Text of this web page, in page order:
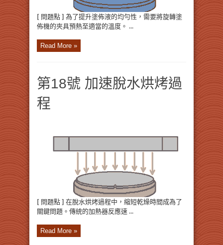
[ 問題點 ] 為了提升塗佈液的均勻性，需要將旋轉塗
佈機的夾具預熱至適當的溫度。 ...
Read More »
第18號 加速脫水烘烤過
程
[ 問題點 ] 在脫水烘烤過程中，縮短乾燥時間成為了
關鍵問題。傳統的加熱器反應速 ...
Read More »